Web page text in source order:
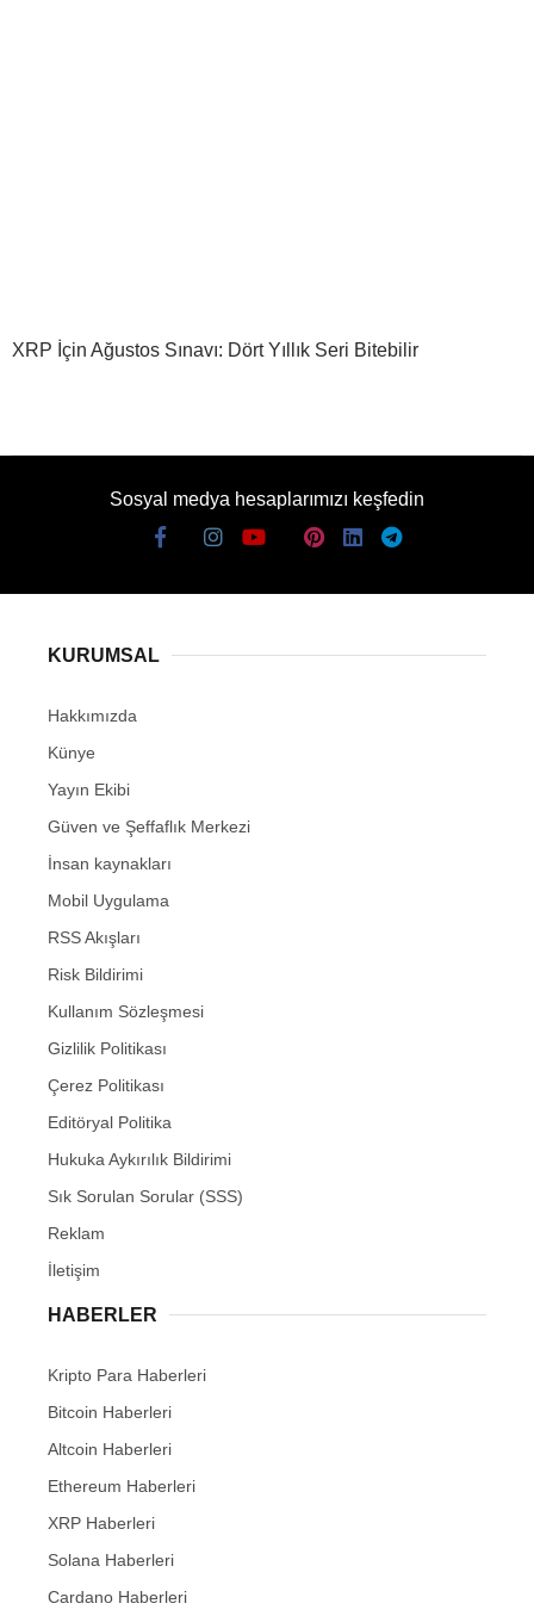
XRP İçin Ağustos Sınavı: Dört Yıllık Seri Bitebilir
Sosyal medya hesaplarımızı keşfedin
KURUMSAL
Hakkımızda
Künye
Yayın Ekibi
Güven ve Şeffaflık Merkezi
İnsan kaynakları
Mobil Uygulama
RSS Akışları
Risk Bildirimi
Kullanım Sözleşmesi
Gizlilik Politikası
Çerez Politikası
Editöryal Politika
Hukuka Aykırılık Bildirimi
Sık Sorulan Sorular (SSS)
Reklam
İletişim
HABERLER
Kripto Para Haberleri
Bitcoin Haberleri
Altcoin Haberleri
Ethereum Haberleri
XRP Haberleri
Solana Haberleri
Cardano Haberleri